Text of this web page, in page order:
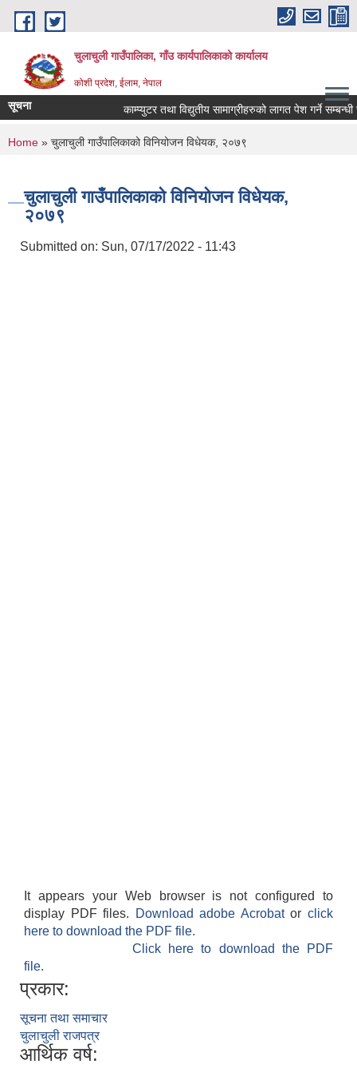
Skip to main content
चुलाचुली गाउँपालिका, गाँउ कार्यपालिकाको कार्यालय
कोशी प्रदेश, ईलाम, नेपाल
सूचना काम्प्युटर तथा विद्युतीय सामाग्रीहरुको लागत पेश गर्ने सम्बन्धी
You are here
Home » चुलाचुली गाउँपालिकाको विनियोजन विधेयक, २०७९
चुलाचुली गाउँपालिकाको विनियोजन विधेयक,
२०७९
Submitted on: Sun, 07/17/2022 - 11:43
It appears your Web browser is not configured to
display PDF files.
Download adobe Acrobatorclick
here to download the PDF file.
Click here to download the PDF
file.
प्रकार:
सूचना तथा समाचार
चुलाचुली राजपत्र
आर्थिक वर्ष: